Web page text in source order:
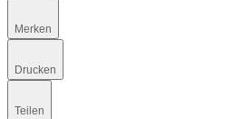
Merken
Drucken
Teilen